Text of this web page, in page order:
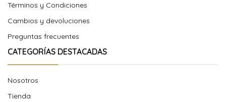
Términos y Condiciones
Cambios y devoluciones
Preguntas frecuentes
CATEGORÍAS DESTACADAS
Nosotros
Tienda